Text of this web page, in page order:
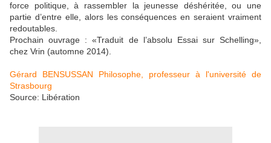
force politique, à rassembler la jeunesse déshéritée, ou une
partie d’entre elle, alors les conséquences en seraient vraiment
redoutables.
Prochain ouvrage : «Traduit de l’absolu Essai sur Schelling»,
chez Vrin (automne 2014).
Gérard BENSUSSAN Philosophe, professeur à l'université de
Strasbourg
Source: Libération